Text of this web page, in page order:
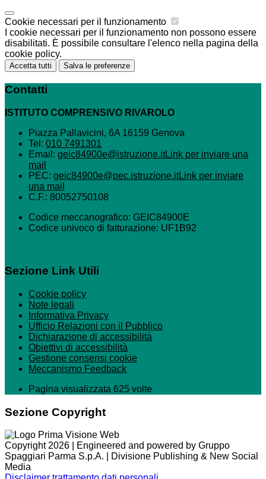
Cookie necessari per il funzionamento
I cookie necessari per il funzionamento non possono essere
disabilitati. È possibile consultare l'elenco nella pagina della
cookie policy.
Accetta tutti Salva le preferenze
Contatti
ISTITUTO COMPRENSIVO RIVAROLO
Piazza Pallavicini, 6A 16159 Genova
Tel: 010 7491301
Email: geic84900e@istruzione.itLink per inviare una
mail
PEC: geic84900e@pec.istruzione.itLink per inviare
una mail
C.F.: 80052750108
Codice meccanografico: GEIC84900E
Codice univoco di fatturazione: UF1B92
Sezione Link Utili
Cookie policy
Note legali
Informativa Privacy
Ufficio Relazioni con il Pubblico
Dichiarazione di accessibilità
Obiettivi di accessibilità
Gestione consensi cookie
Meccanismo Feedback
Pagina visualizzata 625 volte
Sezione Copyright
Copyright 2026 | Engineered and powered by Gruppo
Spaggiari Parma S.p.A. | Divisione Publishing & New Social
Media